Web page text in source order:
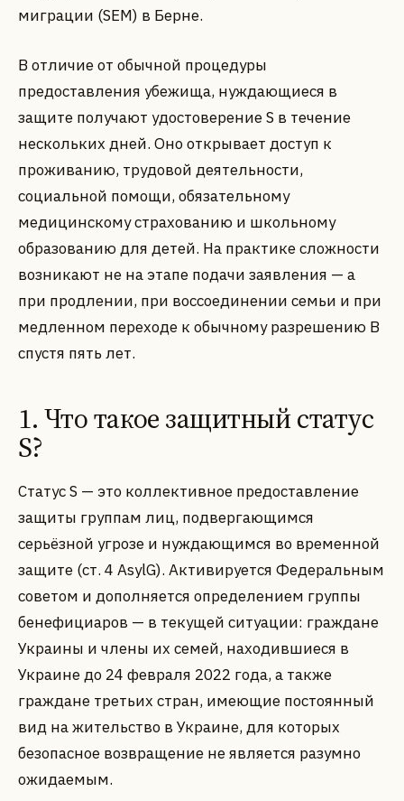
миграции (SEM) в Берне.
В отличие от обычной процедуры
предоставления убежища, нуждающиеся в
защите получают удостоверение S в течение
нескольких дней. Оно открывает доступ к
проживанию, трудовой деятельности,
социальной помощи, обязательному
медицинскому страхованию и школьному
образованию для детей. На практике сложности
возникают не на этапе подачи заявления — а
при продлении, при воссоединении семьи и при
медленном переходе к обычному разрешению B
спустя пять лет.
1. Что такое защитный статус
S?
Статус S — это коллективное предоставление
защиты группам лиц, подвергающимся
серьёзной угрозе и нуждающимся во временной
защите (ст. 4 AsylG). Активируется Федеральным
советом и дополняется определением группы
бенефициаров — в текущей ситуации: граждане
Украины и члены их семей, находившиеся в
Украине до 24 февраля 2022 года, а также
граждане третьих стран, имеющие постоянный
вид на жительство в Украине, для которых
безопасное возвращение не является разумно
ожидаемым.